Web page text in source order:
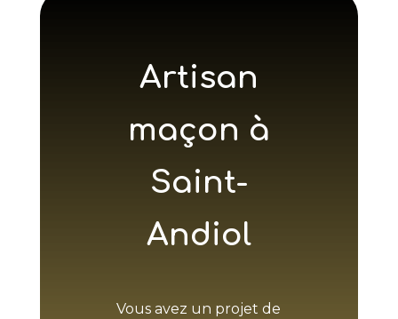
Artisan
maçon à
Saint-
Andiol
Vous avez un projet de